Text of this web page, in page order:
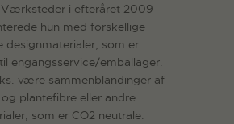
Værksteder i efteråret 2009
hun med forskellige
designmaterialer, som er
engangsservice/emballager.
være sammenblandinger af
plantefibre eller andre
som er CO2 neutrale.